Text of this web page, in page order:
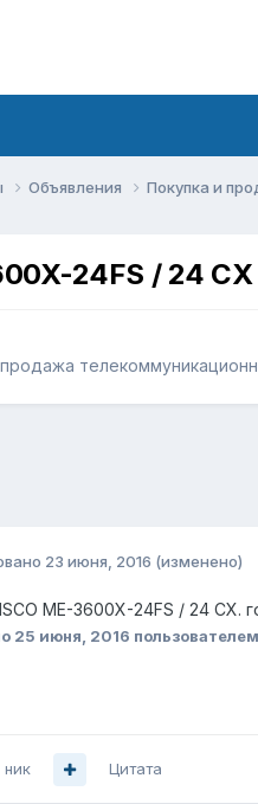
Объявления Покупка и
24FS / 24 CX
23 июня, 2016 (изменено)
ME-3600X-24FS / 24 CX.
25 июня, 2016
ник Цитата